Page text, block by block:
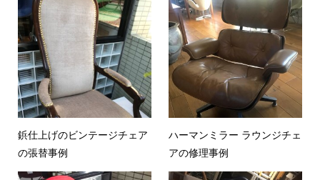
鋲仕上げのビンテージチェア
の張替事例
ハーマンミラー ラウンジチェ
アの修理事例